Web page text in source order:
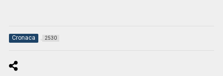
Cronaca 2530